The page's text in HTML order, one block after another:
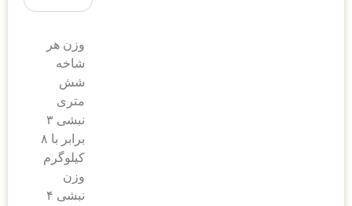
وزن هر
شاخه
شش
متری
نبشی ۳
برابر با ۸
کیلوگرم
وزن
نبشی ۴